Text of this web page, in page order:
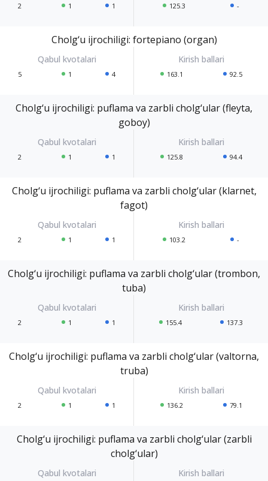
2 1 1 125.3 -
Cholg‘u ijrochiligi: fortepiano (organ)
5 1 4 163.1 92.5
Cholg‘u ijrochiligi: puflama va zarbli cholg‘ular (fleyta,
goboy)
2 1 1 125.8 94.4
Cholg‘u ijrochiligi: puflama va zarbli cholg‘ular (klarnet,
fagot)
2 1 1 103.2 -
Cholg‘u ijrochiligi: puflama va zarbli cholg‘ular (trombon,
tuba)
2 1 1 155.4 137.3
Cholg‘u ijrochiligi: puflama va zarbli cholg‘ular (valtorna,
truba)
2 1 1 136.2 79.1
Cholg‘u ijrochiligi: puflama va zarbli cholg‘ular (zarbli
cholg‘ular)